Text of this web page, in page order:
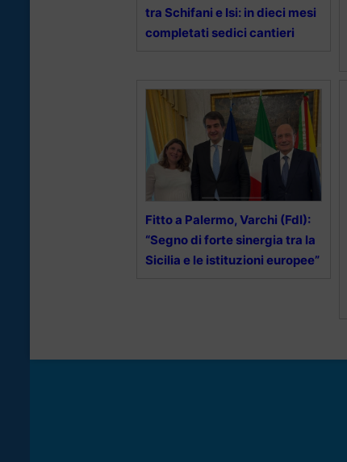
tra Schifani e Isi: in dieci mesi
completati sedici cantieri
Fitto a Palermo, Varchi (FdI):
“Segno di forte sinergia tra la
Sicilia e le istituzioni europee”